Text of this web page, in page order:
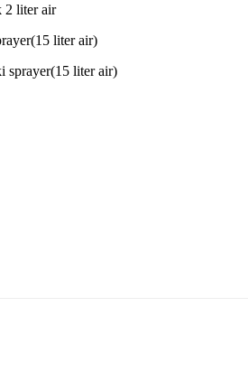
2 liter air
liter air)
sprayer(15 liter air)